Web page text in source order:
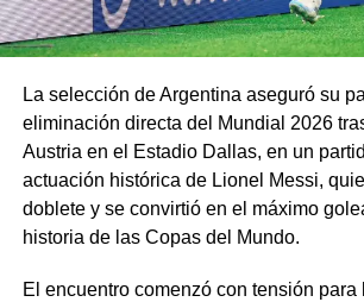
La selección de Argentina aseguró su
eliminación directa del Mundial 2026
Austria en el Estadio Dallas, en un
actuación histórica de Lionel Messi,
doblete y se convirtió en el máximo
historia de las Copas del Mundo.
El encuentro comenzó con tensión para